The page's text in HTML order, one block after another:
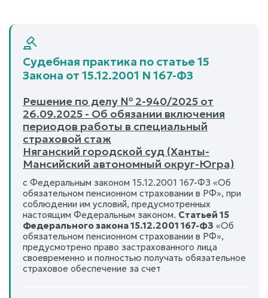
Судебная практика по статье 15
Закона от 15.12.2001 N 167-ФЗ
Решение по делу № 2-940/2025 от
26.09.2025 - Об обязании включения
периодов работы в специальный
страховой стаж
Няганский городской суд (Ханты-
Мансийский автономный округ-Югра)
с Федеральным законом 15.12.2001 167-ФЗ «Об
обязательном пенсионном страховании в РФ», при
соблюдении им условий, предусмотренных
настоящим Федеральным законом. Статьей 15
Федерального закона 15.12.2001 167-ФЗ «Об
обязательном пенсионном страховании в РФ»,
предусмотрено право застрахованного лица
своевременно и полностью получать обязательное
страховое обеспечение за счет